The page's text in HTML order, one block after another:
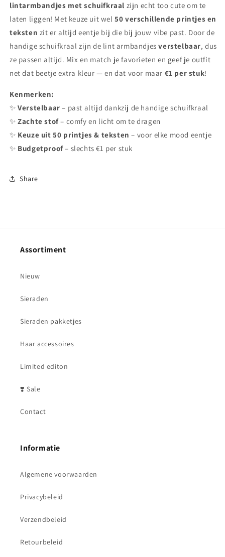
lintarmbandjes met schuifkraal zijn echt too cute om te
laten liggen! Met keuze uit wel50 verschillende printjes en
teksten zit er altijd eentje bij die bij jouw vibe past. Door de
handige schuifkraal zijn de lint armbandjesverstelbaar, dus
ze passen altijd. Mix en match je favorieten en geef je outfit
net dat beetje extra kleur — en dat voor maar €1 per stuk!
Kenmerken:
✨Verstelbaar – past altijd dankzij de handige schuifkraal
✨Zachte stof– comfy en licht om te dragen
✨ Keuze uit 50 printjes & teksten – voor elke mood eentje
✨ Budgetproof– slechts €1 per stuk
Share
Assortiment
Nieuw
Sieraden
Sieraden pakketjes
Haar accessoires
Limited editon
❣️ Sale
Contact
Informatie
Algemene voorwaarden
Privacybeleid
Verzendbeleid
Retourbeleid